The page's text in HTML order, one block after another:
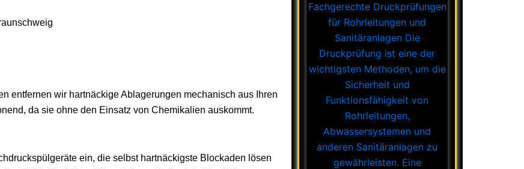
entfernen wir hartnäckige Ablagerungen mechanisch aus Ihren
da sie ohne den Einsatz von Chemikalien auskommt.
ein, die selbst hartnäckigste Blockaden lösen